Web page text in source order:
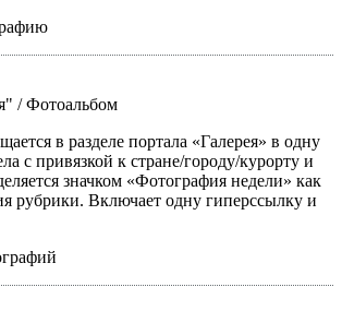
/ Фотоальбом
в разделе портала «Галерея» в одну
с привязкой к стране/городу/курорту и
значком «Фотография недели» как
рубрики. Включает одну гиперссылку и